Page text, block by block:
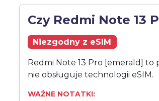
Czy Redmi Note 13
Niezgodny z eSIM
Redmi Note 13 Pro [emerald]
nie obsługuje technologii eSIM.
WAŻNE NOTATKI: